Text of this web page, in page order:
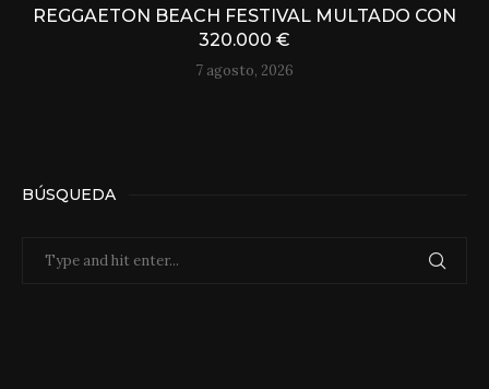
REGGAETON BEACH FESTIVAL MULTADO CON
320.000 €
7 agosto, 2026
BÚSQUEDA